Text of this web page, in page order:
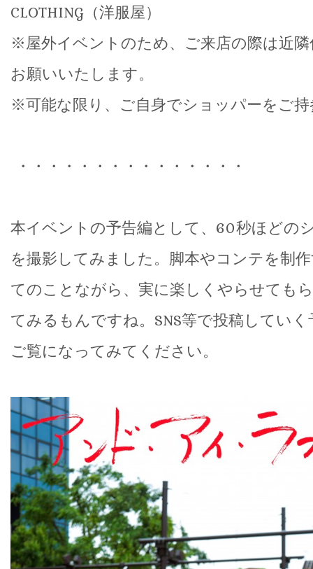
CLOTHING（洋服屋）
※屋外イベントのため、ご来店の際は近
お願いいたします。
※可能な限り、ご自身でショッパーをご
・・・・・・・・・・・・・・・
本イベントの予告編として、60秒ほどの
を撮影してみました。脚本やコンテを制
てのことながら、実に楽しくやらせても
てみるもんですね。SNS等で投稿してい
ご覧になってみてください。